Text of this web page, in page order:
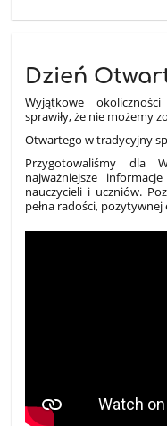
Dzień
Wyjątkowe
sprawiły, że nie możemy
Otwartego w tradycyjny
Przygotowaliśmy
najważniejsze
nauczycieli i uczniów.
pełna radości,